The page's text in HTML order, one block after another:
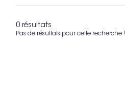
0 résultats
Pas de résultats pour cette recherche !